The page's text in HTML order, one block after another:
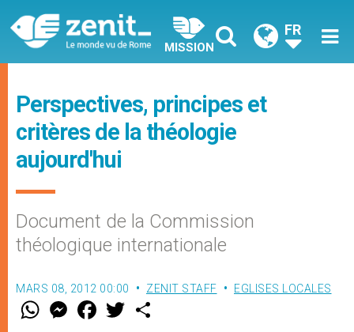
MISSION
FR
Perspectives, principes et
critères de la théologie
aujourd'hui
Document de la Commission
théologique internationale
MARS 08, 2012 00:00 ZENIT STAFF EGLISES LOCALES
W M
e
F
a w